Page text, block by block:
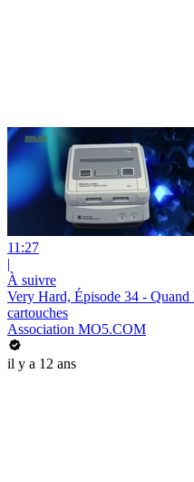
11:27
|
À suivre
Very Hard, Épisode 34 - Quand
cartouches
Association MO5.COM
il y a 12 ans